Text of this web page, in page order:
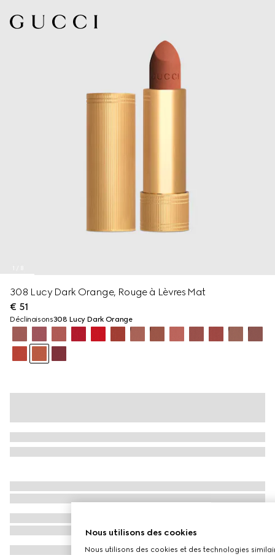
8
308 Lucy Dark Orange, Rouge à Lèvres Mat
€ 51
Déclinaisons308 Lucy Dark Orange
Nous utilisons des cookies
Nous utilisons des cookies et des technologies